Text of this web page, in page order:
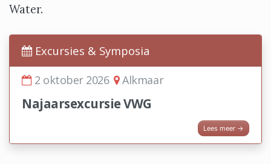
Water.
Excursies & Symposia
2 oktober 2026 Alkmaar
Najaarsexcursie VWG
Lees meer →